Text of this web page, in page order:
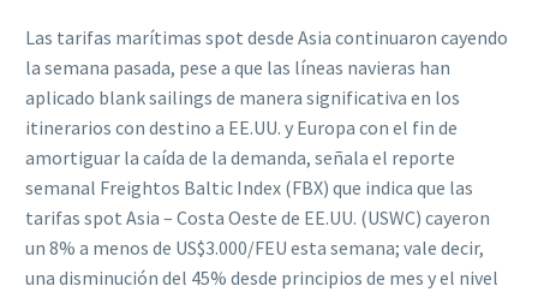
Las tarifas marítimas spot desde Asia continuaron cayendo
la semana pasada, pese a que las líneas navieras han
aplicado blank sailings de manera significativa en los
itinerarios con destino a EE.UU. y Europa con el fin de
amortiguar la caída de la demanda, señala el reporte
semanal Freightos Baltic Index (FBX) que indica que las
tarifas spot Asia – Costa Oeste de EE.UU. (USWC) cayeron
un 8% a menos de US$3.000/FEU esta semana; vale decir,
una disminución del 45% desde principios de mes y el nivel